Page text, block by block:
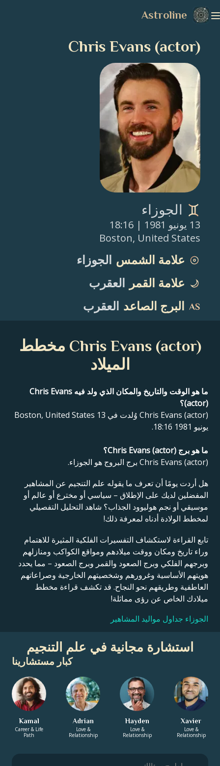
Astroline
Chris Evans (actor)
الجوزاء
13 يونيو 1981
| 18:16
Boston, United States
علامة الشمس
الجوزاء
علامة القمر
العقرب
البرج الصاعد
العقرب
Chris Evans (actor) مخطط
الميلاد
ما هو الوقت والتاريخ والمكان الذي ولد فيه Chris Evans
(actor)؟
Chris Evans (actor) وُلدت في Boston, United States 13
يونيو 1981 18:16.
ما هو برج Chris Evans (actor)؟
Chris Evans (actor) برج البروج هو الجوزاء.
هل أردت يومًا أن تعرف ما يقوله علم التنجيم عن المشاهير
المفضلين لديك على الإطلاق – سياسي أو مخترع أو عالم أو
موسيقي أو نجم هوليوود الجذاب؟ شاهد التحليل التفصيلي
لمخطط الولادة أدناه لمعرفة ذلك!
تابع القراءة لاستكشاف التفسيرات الفلكية المثيرة للاهتمام
وراء تاريخ ومكان ووقت ميلادهم ومواقع الكواكب ومنازلهم
وبرجهم الفلكي وبرج الصعود والقمر وبرج الصعود – مما يحدد
هويتهم الأساسية وغرورهم وشخصيتهم الخارجية وصراعاتهم
العاطفية وطريقهم نحو النجاح. قد تكشف قراءة مخطط
ميلادك الخاص عن رؤى مماثلة!
الجوزاء جداول مواليد المشاهير
استشارة مجانية في علم التنجيم
كبار مستشارينا
Xavier
Love &
Relationship
Hayden
Love &
Relationship
Adrian
Love &
Relationship
Kamal
Career & Life
Path